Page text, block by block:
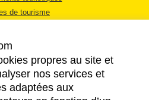
de tourisme
LÉGALES
propres au site et
nos services et
adaptées aux